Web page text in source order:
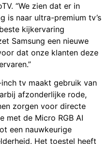
“We zien dat er in
is naar ultra-premium tv’s
kijkervaring
Samsung een nieuwe
dat onze klanten deze
inch tv maakt gebruik van
afzonderlijke rode,
zorgen voor directe
met de Micro RGB AI
een nauwkeurige
Het toestel heeft